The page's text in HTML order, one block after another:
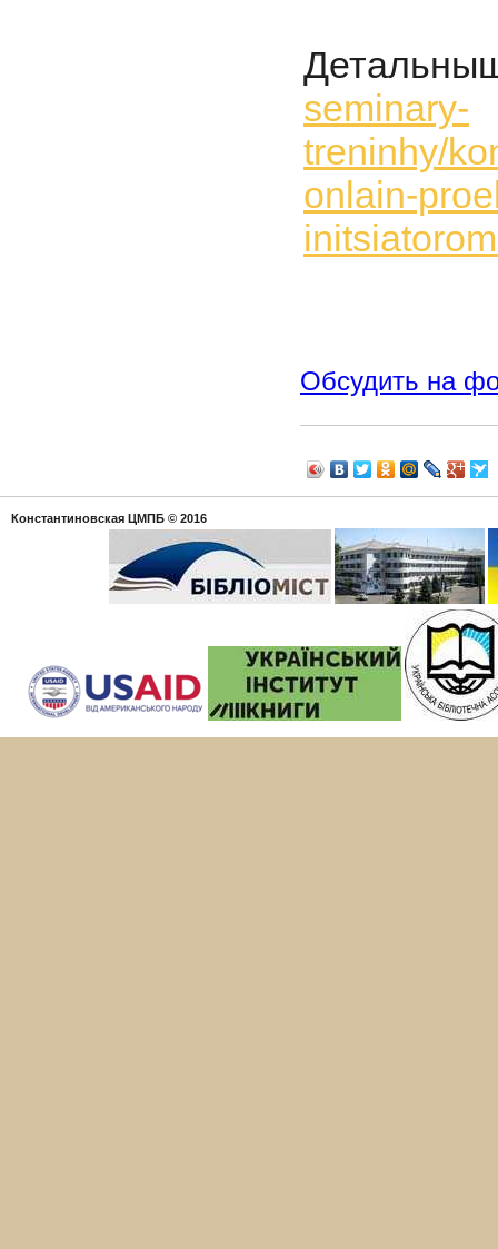
seminary-
treninhy/
onlain-
Обсудить на
Константиновская ЦМПБ © 2016